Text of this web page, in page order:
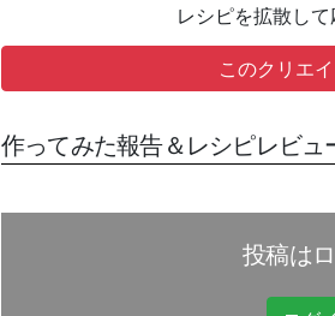
レシピを拡散して
このクリエ
作ってみた報告＆レシピレビュ
投稿は